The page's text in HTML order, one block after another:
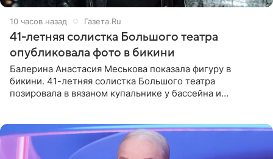
10 часов назад Газета.Ru
41-летняя солистка Большого театра
опубликовала фото в бикини
Балерина Анастасия Меськова показала фигуру в
бикини. 41-летняя солистка Большого театра
позировала в вязаном купальнике у бассейна и